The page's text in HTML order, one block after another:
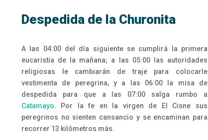
Despedida de la Churonita
A las 04:00 del día siguiente se cumplirá la primera
eucaristía de la mañana; a las 05:00 las autoridades
religiosas le cambiarán de traje para colocarle
vestimenta de peregrina, y a las 06:00 la misa de
despedida para que a las 07:00 salga rumbo a
Catamayo. Por la fe en la virgen de El Cisne sus
peregrinos no sienten cansancio y se encaminan para
recorrer 13 kilómetros más.